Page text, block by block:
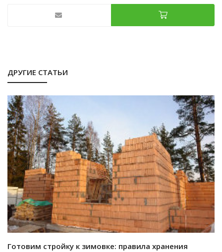
ДРУГИЕ СТАТЬИ
Готовим стройку к зимовке: правила хранения